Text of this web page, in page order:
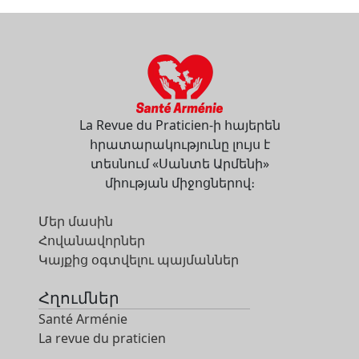
La Revue du Praticien-ի հայերեն
հրատարակությունը լույս է
տեսնում «Սանտե Արմենի»
միության միջոցներով։
Մեր մասին
Հովանավորներ
Կայքից օգտվելու պայմաններ
Հղումներ
Santé Arménie
La revue du praticien